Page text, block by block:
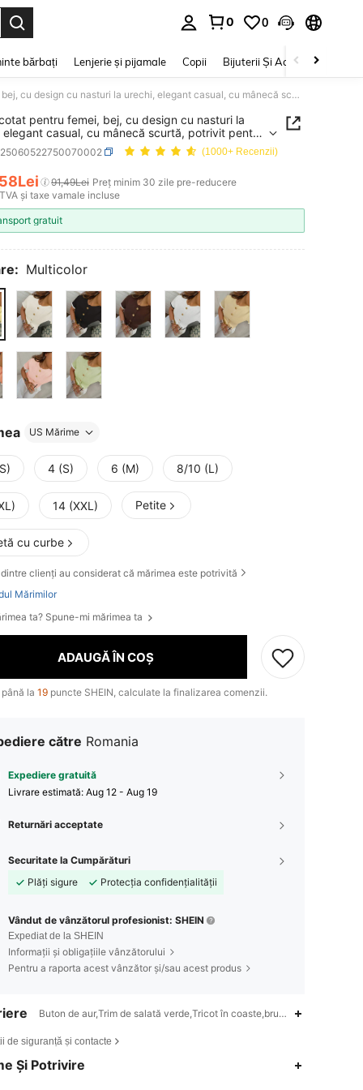
0 0
bărbați Lenjerie și pijamale Copii Bijuterii Și Accesorii
Top tricotat pentru femei, bej, cu design cu nasturi la urechi, elegant casual, cu mânecă scurtă, potrivit pentru întâlniri și purtare zilnică, lux discret
pentru femei, bej, cu design cu nasturi la
elegant casual, cu mânecă scurtă, potrivit pentru
și purtare zilnică, lux discret
(1000+ Recenzii)
AND AVAILABILITY
91,49Lei Preț minim 30 zile pre-reducere
și taxe vamale incluse
gratuit
Multicolor
US Mărime
4 (S) 6 (M) 8/10 (L)
14 (XXL) Petite
cu curbe
dintre clienți au considerat că mărimea este potrivită
Mărimilor
ta? Spune-mi mărimea ta
ADAUGĂ ÎN COȘ
la 19 puncte SHEIN, calculate la finalizarea comenzii.
către Romania
Expediere gratuită
Livrare estimată: Aug 12 - Aug 19
Returnări acceptate
Securitate la Cumpărături
Plăți sigure
Protecția confidențialității
Vândut de vânzătorul profesionist: SHEIN
Expediat de la SHEIN
Informații și obligațiile vânzătorului
Pentru a raporta acest vânzător și/sau acest produs
Buton de aur,Trim de salată verde,Tricot în coaste,brunch,Întoarcere
de siguranță și contacte
Și Potrivire